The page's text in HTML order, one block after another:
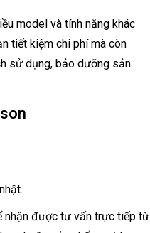
model và tính năng khác
tiết kiệm chi phí mà còn
sử dụng, bảo dưỡng sản
nhận được tư vấn trực tiếp từ